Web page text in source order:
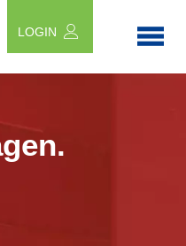
LOGIN